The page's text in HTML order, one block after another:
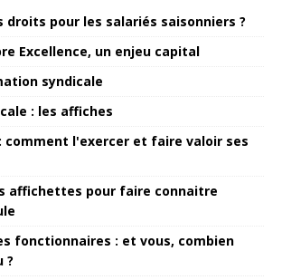
droits pour les salariés saisonniers ?
Excellence, un enjeu capital
syndicale
: les affiches
l'exercer et faire valoir ses
affichettes pour faire connaitre
fonctionnaires : et vous, combien
?